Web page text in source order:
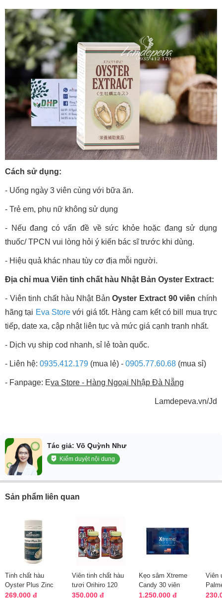
Cách sử dụng:
- Uống ngày 3 viên cùng với bữa ăn.
- Trẻ em, phụ nữ không sử dụng
- Nếu đang có vấn đề về sức khỏe hoặc đang sử dụng
thuốc/ TPCN vui lòng hỏi ý kiến bác sĩ trước khi dùng.
- Hiệu quả khác nhau tùy cơ địa mỗi người.
Địa chỉ mua Viên tinh chất hàu Nhật Bản Oyster Extract:
- Viên tinh chất hàu Nhật BảnOyster Extract 90 viên chính
hãng tại Eva Storevới giá tốt. Hàng cam kết có bill mua trực
tiếp, date xa, cập nhật liên tục và mức giá cạnh tranh nhất.
- Dịch vụ ship cod nhanh, sỉ lẻ toàn quốc.
- Liên hệ: 0935.412.179 (mua lẻ) - 0905.77.60.68 (mua sỉ)
- Fanpage: Eva Store - Hàng Ngoại Nhập Đà Nẵng
Lamdepeva.vn/Jd
Tác giả: Võ Quỳnh Như
Kiểm duyệt nội dung
Sản phẩm liên quan
Tinh chất hàu
Oyster Plus Zinc
Goodhealth mẫu
269.000 đ
Viên tinh chất hàu
tươi Orihiro 120
viên chính hãng
350.000 đ
Kẹo sâm Xtreme
Candy 30 viên
Malaysia chính
1.250.000 đ
Viên